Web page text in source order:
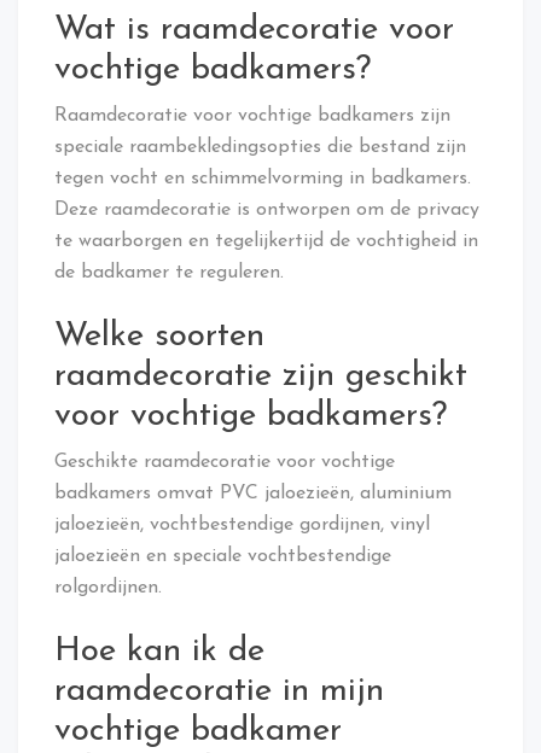
Wat is raamdecoratie voor
vochtige badkamers?
Raamdecoratie voor vochtige badkamers zijn
speciale raambekledingsopties die bestand zijn
tegen vocht en schimmelvorming in badkamers.
Deze raamdecoratie is ontworpen om de privacy
te waarborgen en tegelijkertijd de vochtigheid in
de badkamer te reguleren.
Welke soorten
raamdecoratie zijn geschikt
voor vochtige badkamers?
Geschikte raamdecoratie voor vochtige
badkamers omvat PVC jaloezieën, aluminium
jaloezieën, vochtbestendige gordijnen, vinyl
jaloezieën en speciale vochtbestendige
rolgordijnen.
Hoe kan ik de
raamdecoratie in mijn
vochtige badkamer